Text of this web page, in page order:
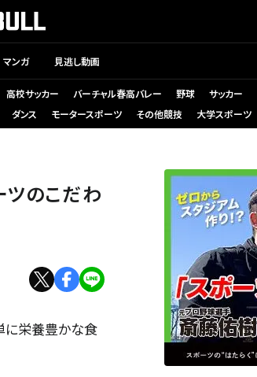
マンガ 見逃し動画
高校サッカー バーチャル春高バレー 野球 サッカー
ダンス モータースポーツ その他競技 大学スポーツ
のこだわ
に栄養豊かな食